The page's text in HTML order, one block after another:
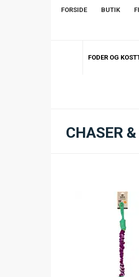
FORSIDE BUTIK
FODER OG
CHASER